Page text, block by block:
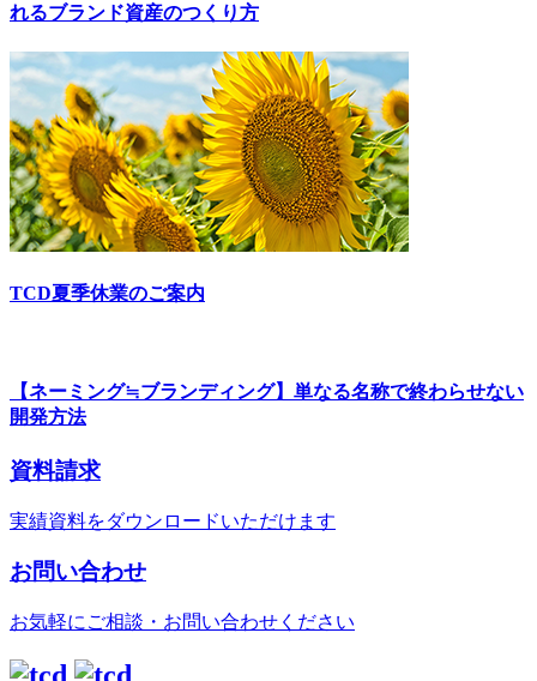
れるブランド資産のつくり方
TCD夏季休業のご案内
【ネーミング≒ブランディング】単なる名称で終わらせない
開発方法
資料請求
実績資料をダウンロードいただけます
お問い合わせ
お気軽にご相談・お問い合わせください